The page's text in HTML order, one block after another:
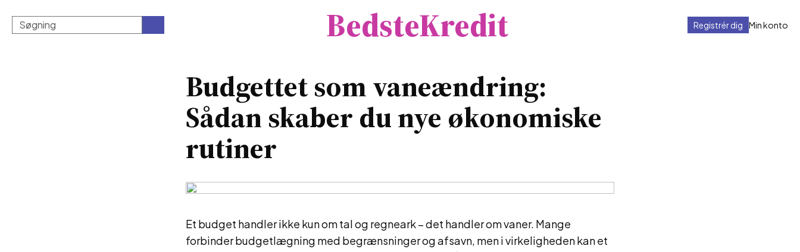
BedsteKredit Min konto
Registrér dig
Budgettet som vaneændring:
Sådan skaber du nye økonomiske
rutiner
Et budget handler ikke kun om tal og regneark – det handler om vaner. Mange
forbinder budgetlægning med begrænsninger og afsavn, men i virkeligheden kan et